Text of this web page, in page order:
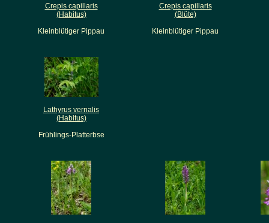
Crepis capillaris
(Habitus)
Kleinblütiger Pippau
Crepis capillaris
(Blüte)
Kleinblütiger Pippau
Lathyrus vernalis
(Habitus)
Frühlings-Platterbse